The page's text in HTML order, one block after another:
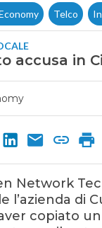
Telco
accusa in
Network
l’azienda di
copiato